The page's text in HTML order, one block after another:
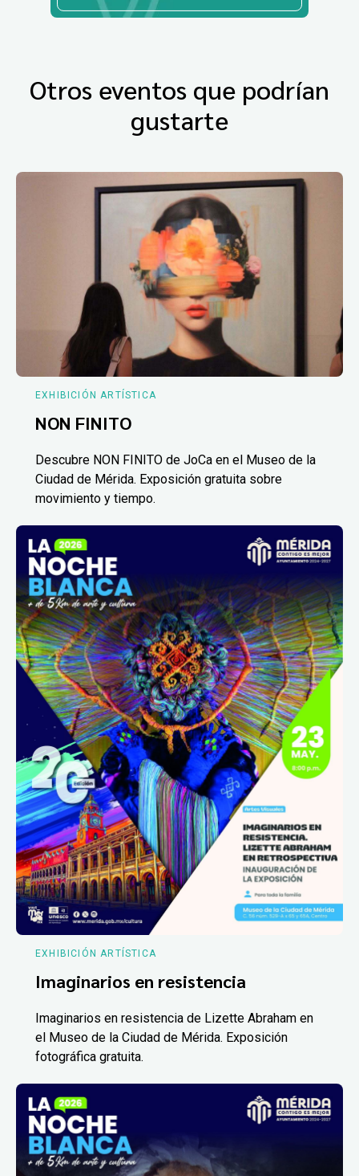
Otros eventos que podrían
gustarte
EXHIBICIÓN ARTÍSTICA
NON FINITO
Descubre NON FINITO de JoCa en el Museo de la
Ciudad de Mérida. Exposición gratuita sobre
movimiento y tiempo.
EXHIBICIÓN ARTÍSTICA
Imaginarios en resistencia
Imaginarios en resistencia de Lizette Abraham en
el Museo de la Ciudad de Mérida. Exposición
fotográfica gratuita.